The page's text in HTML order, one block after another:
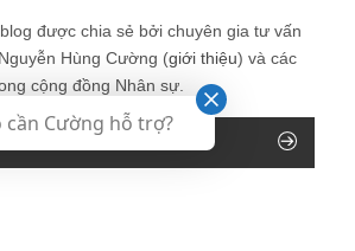
được chia sẻ bởi chuyên gia tư vấn
Hùng Cường (giới thiệu) và các
cộng đồng Nhân sự.
cần Cường hỗ trợ?